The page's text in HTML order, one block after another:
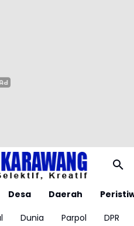
Desa Daerah
Dunia Parpol
DPR